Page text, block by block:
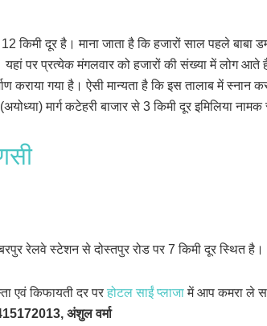
किमी दूर है। माना जाता है कि हजारों साल पहले बाबा
यहां पर प्रत्येक मंगलवार को हजारों की संख्या में लोग
कराया गया है। ऐसी मान्यता है कि इस तालाब में स्नान
मार्ग कटेहरी बाजार से 3 किमी दूर इमिलिया
रेलवे स्टेशन से दोस्तपुर रोड पर 7 किमी दूर स्थित है।
एवं किफायती दर पर होटल साईं प्लाजामें आप कमरा ले
अंशुल वर्मा